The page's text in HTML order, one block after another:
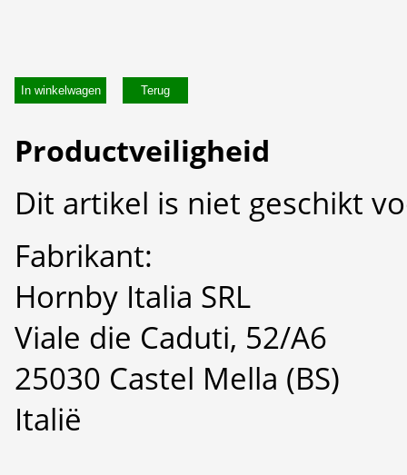
In winkelwagen
Productveiligheid
Dit artikel is niet geschikt
Fabrikant:
Hornby Italia SRL
Viale die Caduti, 52/A6
25030 Castel Mella (BS)
Italië